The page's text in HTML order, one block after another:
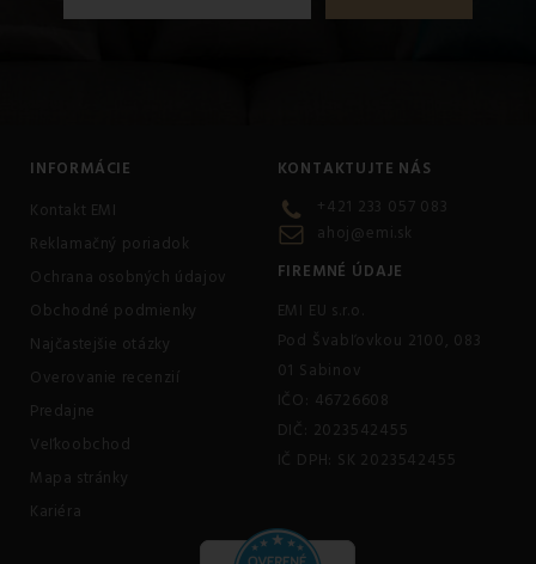
INFORMÁCIE
Kontakt EMI
Reklamačný poriadok
Ochrana osobných údajov
Obchodné podmienky
Najčastejšie otázky
Overovanie recenzií
Predajne
Veľkoobchod
Mapa stránky
Kariéra
KONTAKTUJTE NÁS
+421 233 057 083
ahoj@emi.sk
FIREMNÉ ÚDAJE
EMI EU s.r.o.
Pod Švabľovkou 2100, 083
01 Sabinov
IČO: 46726608
DIČ: 2023542455
IČ DPH: SK 2023542455